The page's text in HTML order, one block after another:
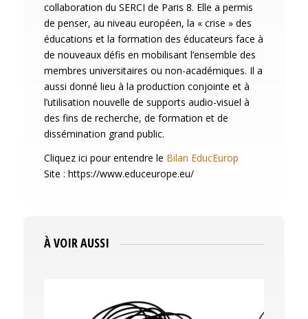
collaboration du SERCI de Paris 8. Elle a permis
de penser, au niveau européen, la « crise » des
éducations et la formation des éducateurs face à
de nouveaux défis en mobilisant l’ensemble des
membres universitaires ou non-académiques. Il a
aussi donné lieu à la production conjointe et à
l’utilisation nouvelle de supports audio-visuel à
des fins de recherche, de formation et de
dissémination grand public.
Cliquez ici pour entendre le Bilan EducEurop
Site : https://www.educeurope.eu/
À VOIR AUSSI